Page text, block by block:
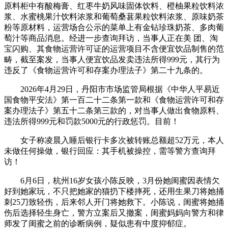
原料柜中有酸梅膏、红枣牛奶风味固体饮料、橙柚果粒饮料浓
浆、水蜜桃果汁饮料浓浆和葡萄桑葚果粒饮料浓浆、原味奶茶
粉等原材料，运营场合公示的菜单上有金钻珍珠奶茶、多肉葡
萄汁等商品消息。经进一步查询拜访，当事人正在美 团、淘
宝闪购、其食物运营许可证的运营项目不含便宜饮品制售的范
畴，截至案发，当事人便宜饮品发卖违法所得999元，其行为
违反了《食物运营许可和存案办理法子》第二十九条的。
2026年4月29日，丹阳市市场监管局根据《中华人平易近
国食物平安法》第一百二十二条第一款和《食物运营许可和存
案办理法子》第五十二条第三款的，对当事人做出食物原料、
违法所得999元和罚款5000元的行政惩罚。目前！
女子称凌晨入睡后银行卡多次被转账总额超52万元，本人
未做任何操做，银行回应：其手机被操控，需等警方查询拜
访！
6月6日，杭州16岁女孩小陈反映，3月份她闺蜜因表情欠
好到她家玩，不只把她家的猫扔下楼摔死，还用生果刀将她捅
刺25刀致轻伤，后来邻人开门将她救下。小陈说，闺蜜将她捅
伤后选择轻生身亡，警方立案后又撤案，闺蜜妈妈向警方和律
师发了闺蜜之前的诊断病例，疑似患有中度抑郁症。